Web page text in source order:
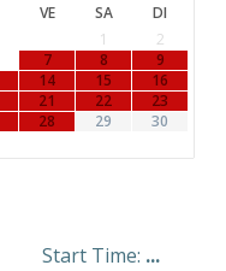
VE SA
DI
1
2
7 8
9
14 15
16
21 22
23
28 29
30
Start Time: ...